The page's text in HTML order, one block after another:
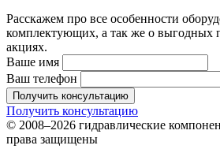
Расскажем про все особенности
комплектующих, а так же о выгодных
акциях.
Ваше имя
Ваш телефон
Получить консультацию
Получить консультацию
© 2008–2026 гидравлические
права защищены